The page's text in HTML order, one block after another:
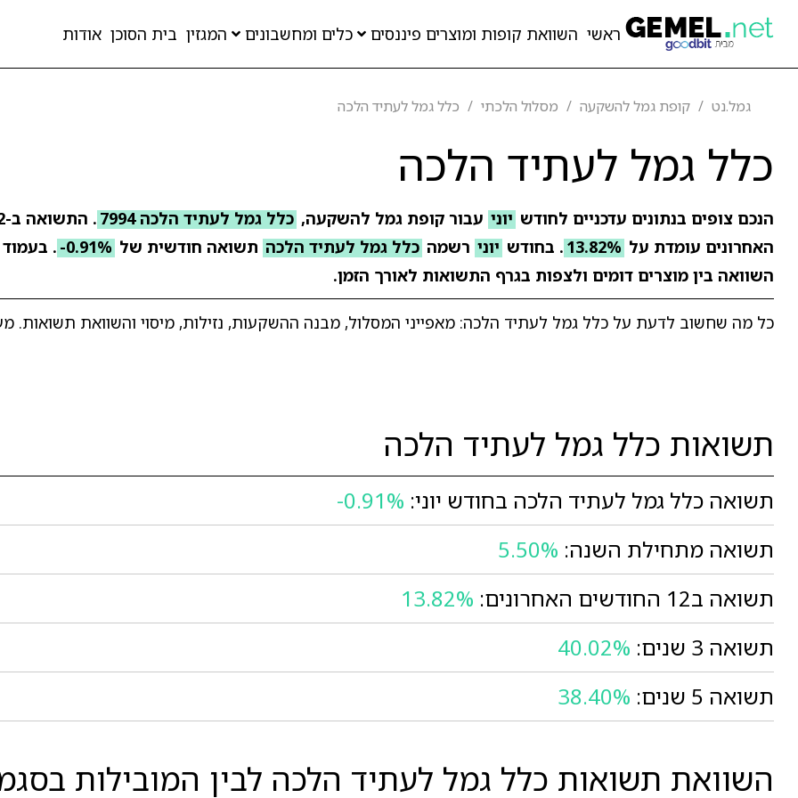
ראשי השוואת קופות ומוצרים פיננסים כלים ומחשבונים המגזין בית הסוכן אודות
גמל.נט קופת גמל להשקעה מסלול הלכתי כלל גמל לעתיד הלכה
כלל גמל לעתיד הלכה
הנכם צופים בנתונים עדכניים לחודש יוני עבור קופת גמל להשקעה, כלל גמל לעתיד הלכה 7994
האחרונים עומדת על 13.82% . בחודש יוני רשמה כלל גמל לעתיד הלכה תשואה חודשית של -0.91% . בעמוד
השוואה בין מוצרים דומים ולצפות בגרף התשואות לאורך הזמן.
כל מה שחשוב לדעת על כלל גמל לעתיד הלכה: מאפייני המסלול, מבנה ההשקעות, נזילות, מיסוי והשוואת תשואות.
תשואות כלל גמל לעתיד הלכה
תשואה כלל גמל לעתיד הלכה בחודש יוני: -0.91%
תשואה מתחילת השנה: 5.50%
תשואה ב12 החודשים האחרונים:
13.82%
תשואה 3 שנים:
40.02%
תשואה 5 שנים:
38.40%
השוואת תשואות כלל גמל לעתיד הלכה לבין המובילות